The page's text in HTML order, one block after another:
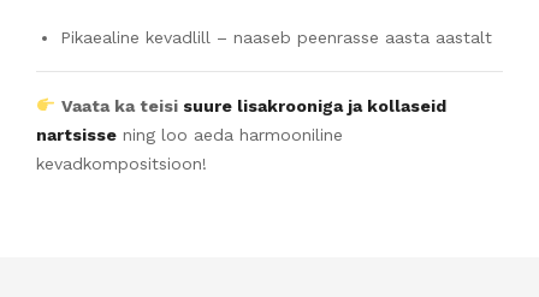
Pikaealine kevadlill – naaseb peenrasse aasta aastalt
Vaata ka teisi suure lisakrooniga ja kollaseid
nartsisse ning loo aeda harmooniline
kevadkompositsioon!